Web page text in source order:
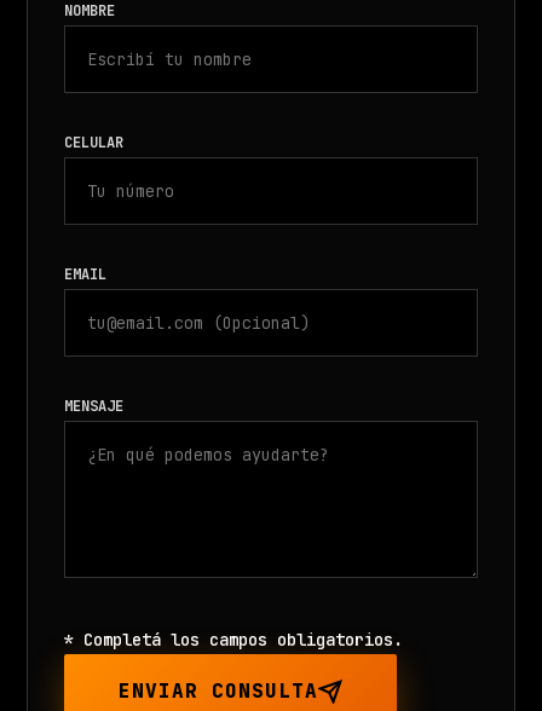
NOMBRE
CELULAR
EMAIL
MENSAJE
* Completá los campos obligatorios.
ENVIAR CONSULTA